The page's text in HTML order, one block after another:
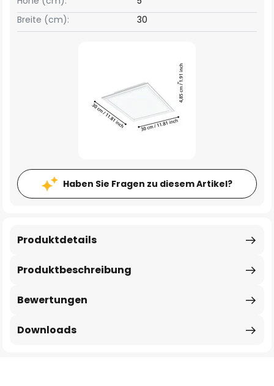
Breite (cm): 30
Haben Sie Fragen zu diesem Artikel?
Produktbeschreibung
Produktdetails
Bewertungen
Downloads